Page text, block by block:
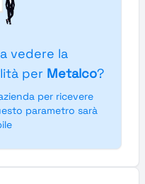
vedere la
per Metalco?
per ricevere
parametro sarà